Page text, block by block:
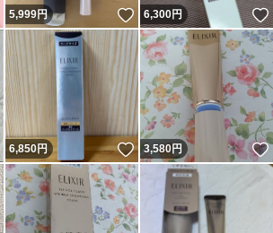
いいね！
5,999円 いいね！
6,300円
いいね！
6,850円 いいね！
3,580円